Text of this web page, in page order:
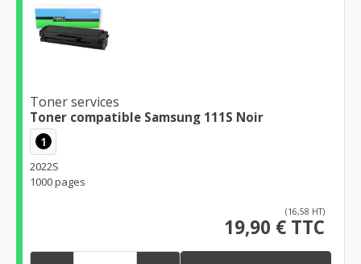
Toner services
Toner compatible Samsung 111S Noir
1
2022S
1000 pages
(16,58 HT)
19,90 € TTC